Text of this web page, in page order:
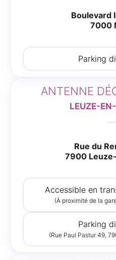
Boulevard
7000
Parking
ANTENNE
LEUZE-
Rue du
7900
Accessible en
(À proximité de la
Parking
(Rue Paul Pastur 49,